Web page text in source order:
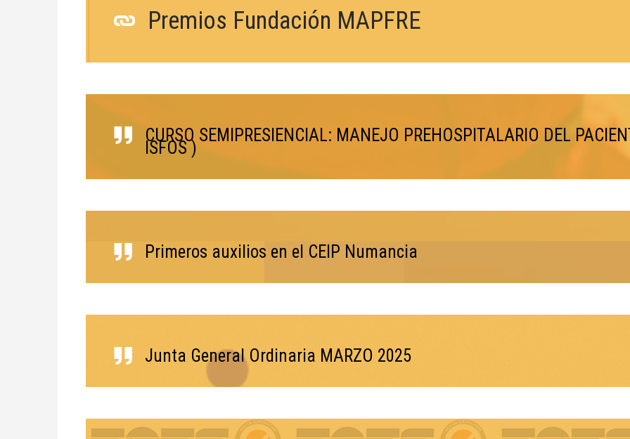
Premios Fundación MAPFRE
CURSO SEMIPRESIENCIAL: MANEJO PREHOSPITALARIO DEL
ISFOS )
Primeros auxilios en el CEIP Numancia
Junta General Ordinaria MARZO 2025